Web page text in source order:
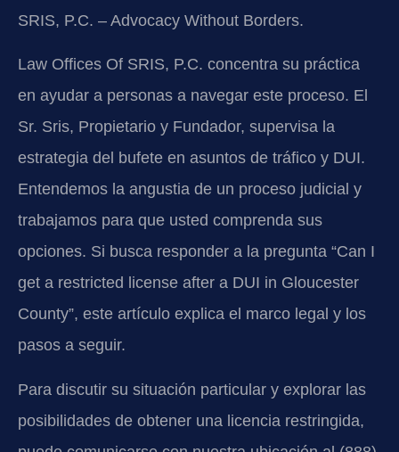
SRIS, P.C. – Advocacy Without Borders.
Law Offices Of SRIS, P.C. concentra su práctica
en ayudar a personas a navegar este proceso. El
Sr. Sris, Propietario y Fundador, supervisa la
estrategia del bufete en asuntos de tráfico y DUI.
Entendemos la angustia de un proceso judicial y
trabajamos para que usted comprenda sus
opciones. Si busca responder a la pregunta “Can I
get a restricted license after a DUI in Gloucester
County”, este artículo explica el marco legal y los
pasos a seguir.
Para discutir su situación particular y explorar las
posibilidades de obtener una licencia restringida,